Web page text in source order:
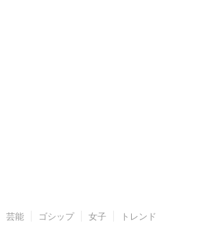
芸能 ゴシップ 女子 トレンド